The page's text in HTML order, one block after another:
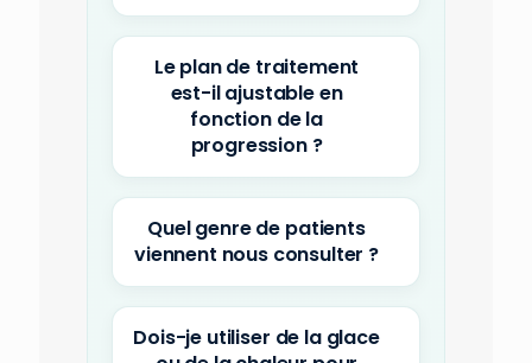
Le plan de traitement
est-il ajustable en
fonction de la
progression ?
Quel genre de patients
viennent nous consulter ?
Dois-je utiliser de la glace